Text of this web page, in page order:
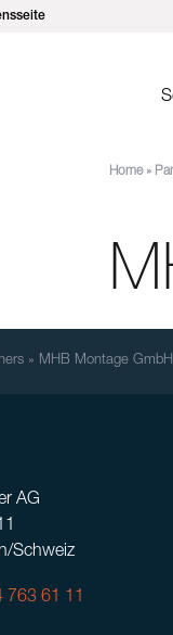
Home»
» MHB Montage GmbH
AG
Schweiz
763 61 11